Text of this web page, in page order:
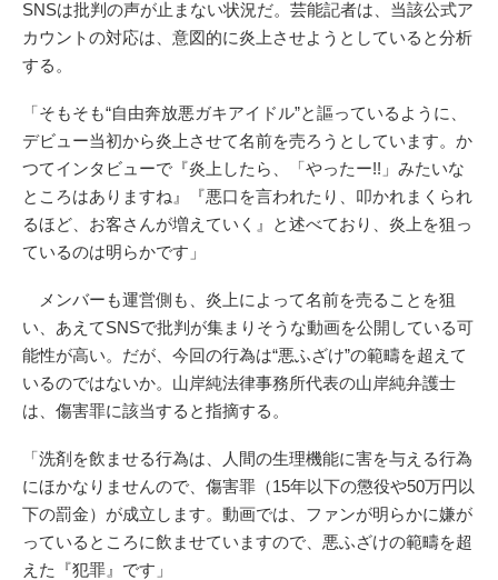
SNSは批判の声が止まない状況だ。芸能記者は、当該公式ア
カウントの対応は、意図的に炎上させようとしていると分析
する。
「そもそも“自由奔放悪ガキアイドル”と謳っているように、
デビュー当初から炎上させて名前を売ろうとしています。か
つてインタビューで『炎上したら、「やったー!!」みたいな
ところはありますね』『悪口を言われたり、叩かれまくられ
るほど、お客さんが増えていく』と述べており、炎上を狙っ
ているのは明らかです」
メンバーも運営側も、炎上によって名前を売ることを狙
い、あえてSNSで批判が集まりそうな動画を公開している可
能性が高い。だが、今回の行為は“悪ふざけ”の範疇を超えて
いるのではないか。山岸純法律事務所代表の山岸純弁護士
は、傷害罪に該当すると指摘する。
「洗剤を飲ませる行為は、人間の生理機能に害を与える行為
にほかなりませんので、傷害罪（15年以下の懲役や50万円以
下の罰金）が成立します。動画では、ファンが明らかに嫌が
っているところに飲ませていますので、悪ふざけの範疇を超
えた『犯罪』です」